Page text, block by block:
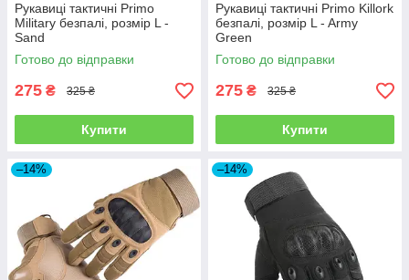
Рукавиці тактичні Primo
Military безпалі, розмір L -
Sand
Готово до відправки
275 ₴ 325 ₴
Купити
Рукавиці тактичні Primo Killork
безпалі, розмір L - Army
Green
Готово до відправки
275 ₴ 325 ₴
Купити
–14% –14%